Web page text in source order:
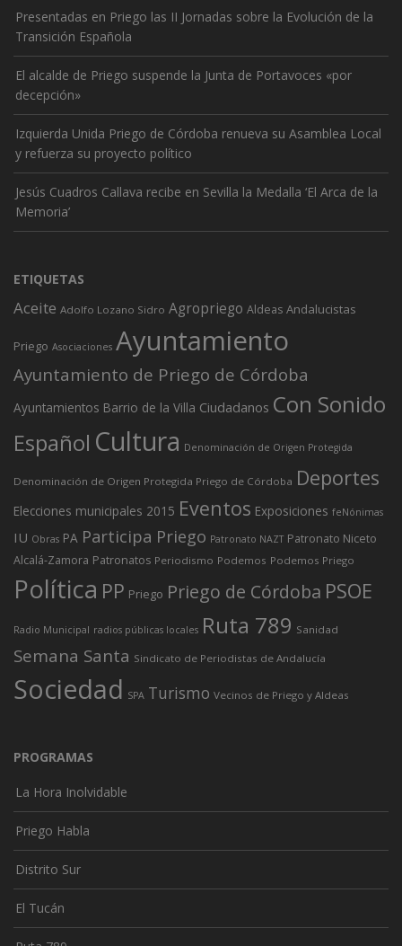
Presentadas en Priego las II Jornadas sobre la Evolución de la
Transición Española
El alcalde de Priego suspende la Junta de Portavoces «por
decepción»
Izquierda Unida Priego de Córdoba renueva su Asamblea Local
y refuerza su proyecto político
Jesús Cuadros Callava recibe en Sevilla la Medalla ‘El Arca de la
Memoria’
ETIQUETAS
Aceite Adolfo Lozano Sidro Agropriego Aldeas Andalucistas
Priego Asociaciones Ayuntamiento
Ayuntamiento de Priego de Córdoba
Ayuntamientos Barrio de la Villa Ciudadanos Con Sonido
Español Cultura Denominación de Origen Protegida
Denominación de Origen Protegida Priego de Córdoba Deportes
Elecciones municipales 2015 Eventos Exposiciones feNónimas
IU Obras PA Participa Priego Patronato NAZT Patronato Niceto
Alcalá-Zamora Patronatos Periodismo Podemos Podemos Priego
Política PP Priego Priego de Córdoba PSOE
Radio Municipal radios públicas locales Ruta 789 Sanidad
Semana Santa Sindicato de Periodistas de Andalucía
Sociedad SPA Turismo Vecinos de Priego y Aldeas
PROGRAMAS
La Hora Inolvidable
Priego Habla
Distrito Sur
El Tucán